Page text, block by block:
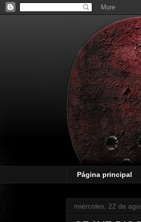
Página principal
miércoles, 22 de